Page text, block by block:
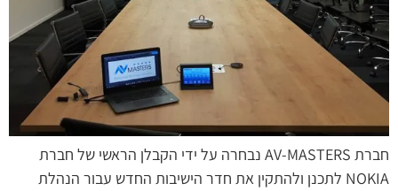
חברת AV-MASTERS נבחרה על ידי הקבלן הראשי של חברת
NOKIA לתכנן ולהתקין את חדר הישיבות החדש עבור הנהלת